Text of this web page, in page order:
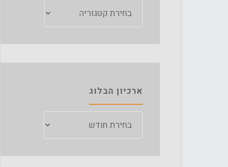
ארכיון הבלוג